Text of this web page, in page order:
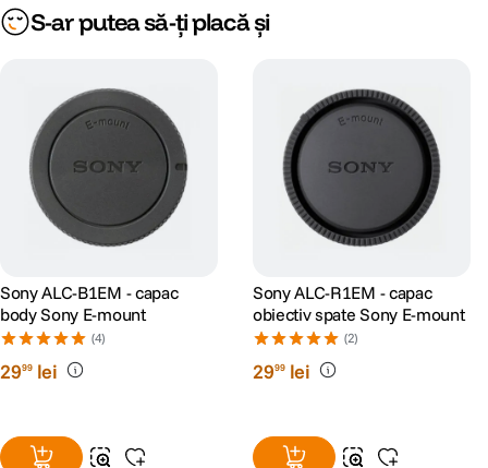
S-ar putea să-ți placă și
Sony ALC-B1EM - capac
body Sony E-mount
(4)
2999 lei
Sony ALC-R1EM - capac
obiectiv spate Sony E-mount
(2)
2999 lei